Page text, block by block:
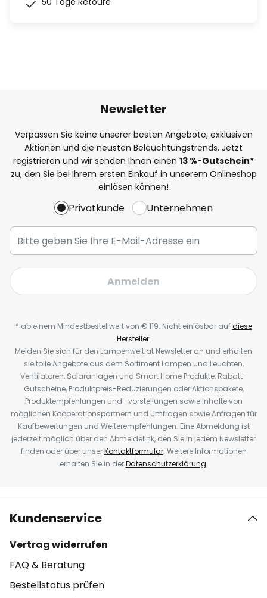
Newsletter
Verpassen Sie keine unserer besten Angebote, exklusiven
Aktionen und die neusten Beleuchtungstrends. Jetzt
registrieren und wir senden Ihnen einen 13 %-Gutschein*
zu, den Sie bei Ihrem ersten Einkauf in unserem Onlineshop
einlösen können!
Privatkunde Unternehmen
Anmelden
* ab einem Mindestbestellwert von € 119. Nicht einlösbar aufdiese
Hersteller.
Melden Sie sich für den Lampenwelt.at Newsletter an und erhalten
sie tolle Angebote aus dem Sortiment Lampen und Leuchten,
Ventilatoren, Solaranlagen und Smart Home Produkte, Rabatt-
Gutscheine, Produktpreis-Reduzierungen oder Aktionspakete,
Produktempfehlungen und -vorstellungen sowie Inhalte von
möglichen Kooperationspartnern und Umfragen sowie Anfragen für
Kaufbewertungen und Weiterempfehlungen. Eine Abmeldung ist
jederzeit möglich über den Abmeldelink, den Sie in jedem Newsletter
finden oder über unserKontaktformular. Weitere Informationen
erhalten Sie in derDatenschutzerklärung.
Kundenservice
Vertrag widerrufen
FAQ & Beratung
Bestellstatus prüfen